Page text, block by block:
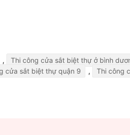
, Thi công cửa sắt biệt thự ở bình
cửa sắt biệt thự quận 9 ,
Thi công